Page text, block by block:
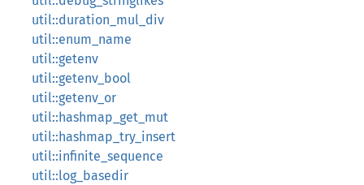
util::duration_mul_div
util::enum_name
util::getenv
util::getenv_bool
util::getenv_or
util::hashmap_get_mut
util::hashmap_try_insert
util::infinite_sequence
util::log_basedir